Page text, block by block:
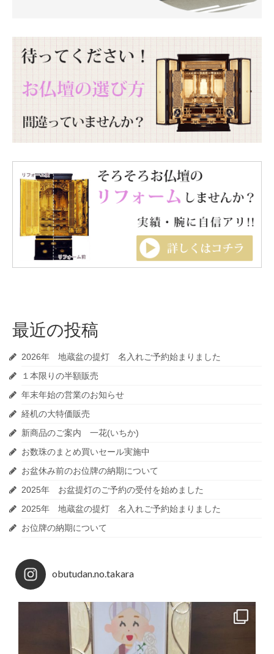
最近の投稿
2026年 地蔵盆の提灯 名入れご予約始まりました
１本限りの半額販売
年末年始の営業のお知らせ
経机の大特価販売
新商品のご案内 一花(いちか)
お数珠のまとめ買いセール実施中
お盆休み前のお位牌の納期について
2025年 お盆提灯のご予約の受付を始めました
2025年 地蔵盆の提灯 名入れご予約始まりました
お位牌の納期について
obutudan.no.takara